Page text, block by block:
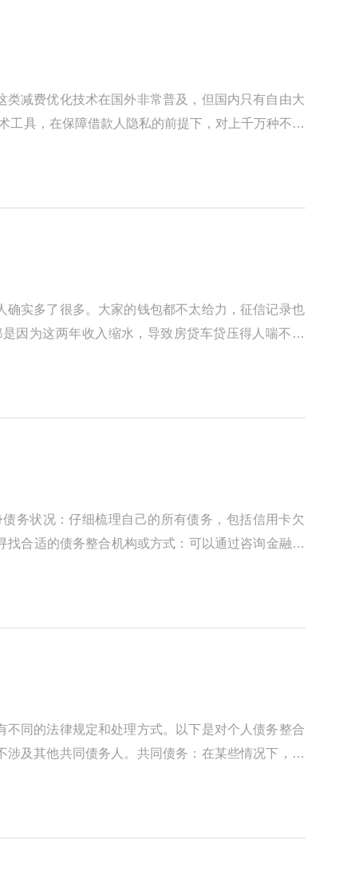
减费优化技术在国外非常普及，但国内只有自由大
工具，在保障借款人隐私的前提下，对上千万种不同
实多了很多。大家的钱包都不太给力，征信记录也
因为这两年收入缩水，导致房贷车贷压得人喘不过
务状况：仔细梳理自己的所有债务，包括信用卡欠
合适的债务整合机构或方式：可以通过咨询金融机
同的法律规定和处理方式。以下是对个人债务整合
及其他共同债务人。共同债务：在某些情况下，个